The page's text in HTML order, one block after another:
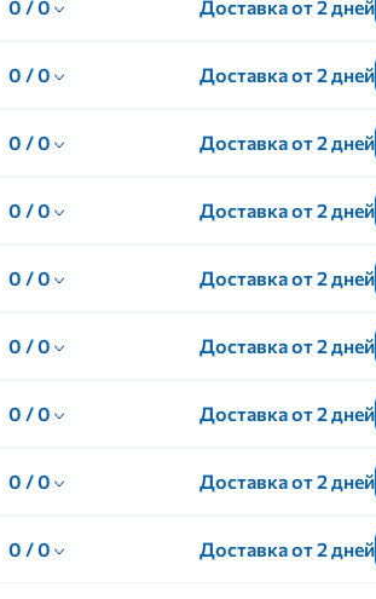
0 / 0 Доставка от 2 дней
0 / 0 Доставка от 2 дней
0 / 0 Доставка от 2 дней
0 / 0 Доставка от 2 дней
0 / 0 Доставка от 2 дней
0 / 0 Доставка от 2 дней
0 / 0 Доставка от 2 дней
0 / 0 Доставка от 2 дней
0 / 0 Доставка от 2 дней